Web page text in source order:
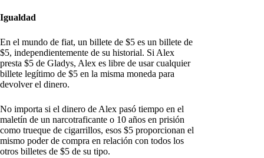
Igualdad
En el mundo de fiat, un billete de $5 es un billete de
$5, independientemente de su historial. Si Alex
presta $5 de Gladys, Alex es libre de usar cualquier
billete legítimo de $5 en la misma moneda para
devolver el dinero.
No importa si el dinero de Alex pasó tiempo en el
maletín de un narcotraficante o 10 años en prisión
como trueque de cigarrillos, esos $5 proporcionan el
mismo poder de compra en relación con todos los
otros billetes de $5 de su tipo.